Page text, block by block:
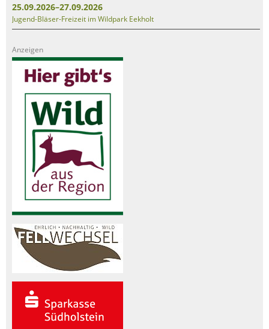
25.09.2026–27.09.2026
Jugend-Bläser-Freizeit im Wildpark Eekholt
Anzeigen